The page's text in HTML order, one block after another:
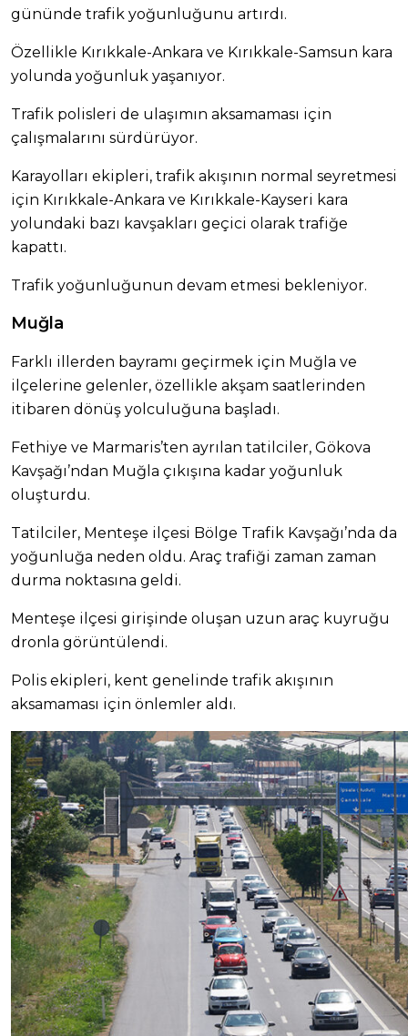
gününde trafik yoğunluğunu artırdı.
Özellikle Kırıkkale-Ankara ve Kırıkkale-Samsun kara
yolunda yoğunluk yaşanıyor.
Trafik polisleri de ulaşımın aksamaması için
çalışmalarını sürdürüyor.
Karayolları ekipleri, trafik akışının normal seyretmesi
için Kırıkkale-Ankara ve Kırıkkale-Kayseri kara
yolundaki bazı kavşakları geçici olarak trafiğe
kapattı.
Trafik yoğunluğunun devam etmesi bekleniyor.
Muğla
Farklı illerden bayramı geçirmek için Muğla ve
ilçelerine gelenler, özellikle akşam saatlerinden
itibaren dönüş yolculuğuna başladı.
Fethiye ve Marmaris’ten ayrılan tatilciler, Gökova
Kavşağı’ndan Muğla çıkışına kadar yoğunluk
oluşturdu.
Tatilciler, Menteşe ilçesi Bölge Trafik Kavşağı’nda da
yoğunluğa neden oldu. Araç trafiği zaman zaman
durma noktasına geldi.
Menteşe ilçesi girişinde oluşan uzun araç kuyruğu
dronla görüntülendi.
Polis ekipleri, kent genelinde trafik akışının
aksamaması için önlemler aldı.